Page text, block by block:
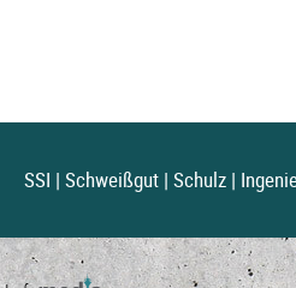
SSI | Schweißgut | Schulz |